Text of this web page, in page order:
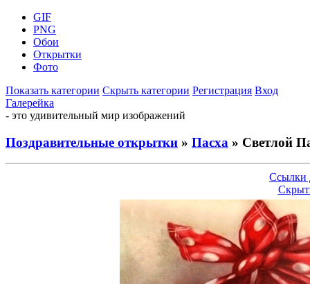
GIF
PNG
Обои
Открытки
Фото
Показать категории Скрыть категории Регистрация Вход
Галерейка
- это удивительный мир изображений
Поздравительные открытки » Пасха » Светлой
Ссылки